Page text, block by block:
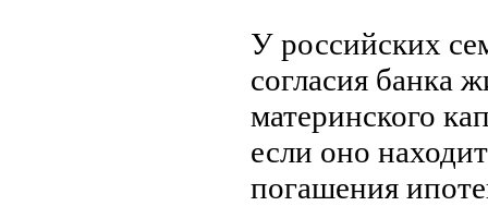
У российских
согласия банка
материнского
если оно
погашения